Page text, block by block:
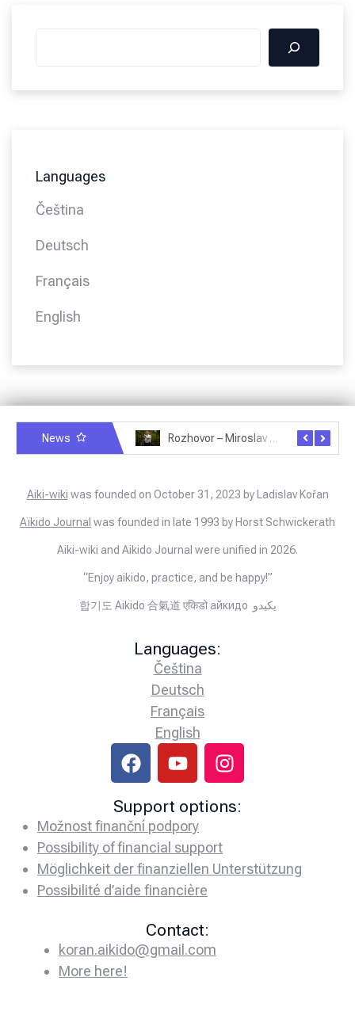
Languages
Čeština
Deutsch
Français
English
News Rozhovor – Miroslav Šmíd – 22.3.2025 Rozhovor – Joël Roche – 12.4.2025 – Praha, Karlín
Aiki-wiki was founded on October 31, 2023 by Ladislav Kořan
Aïkido Journal was founded in late 1993 by Horst Schwickerath
Aiki-wiki and Aikido Journal were unified in 2026.
“Enjoy aikido, practice, and be happy!”
합기도 Aikido 合氣道 एकिडो айкидо يكيدو
Languages:
Čeština
Deutsch
Français
English
Support options:
Možnost finanční podpory
Possibility of financial support
Möglichkeit der finanziellen Unterstützung
Possibilité d’aide financière
Contact:
koran.aikido@gmail.com
More here!